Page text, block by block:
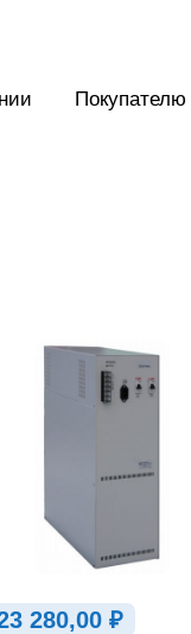
Покупателю
280,00 ₽